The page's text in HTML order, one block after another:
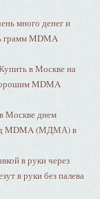
много денег и
грамм MDMA
в Москве на
MDMA
Москве днем
MDMA (МДМА) в
в руки через
в руки без палева